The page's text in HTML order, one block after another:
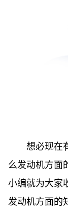
想必现在
么发动机方面
小编就为大家
发动机方面的